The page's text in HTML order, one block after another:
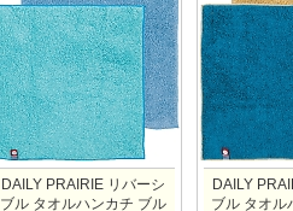
DAILY PRAIRIE リバーシ
ブル タオルハンカチ ブル
DAILY
ブル タオル